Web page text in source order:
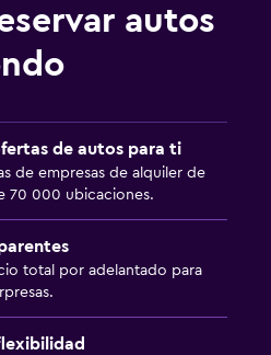
autos
de autos para ti
de empresas de alquiler de
70 000 ubicaciones.
total por adelantado para